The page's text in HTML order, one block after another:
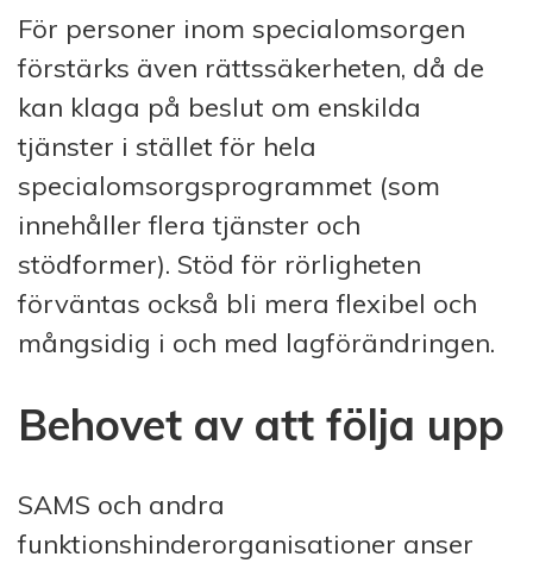
För personer inom specialomsorgen
förstärks även rättssäkerheten, då de
kan klaga på beslut om enskilda
tjänster i stället för hela
specialomsorgsprogrammet (som
innehåller flera tjänster och
stödformer). Stöd för rörligheten
förväntas också bli mera flexibel och
mångsidig i och med lagförändringen.
Behovet av att följa upp
SAMS och andra
funktionshinderorganisationer anser